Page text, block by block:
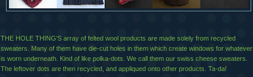
THE HOLE THING'S array of felted wool products are made solely from recycled
sweaters. Many of them have die-cut holes in them which create windows for whatever
is worn underneath. Kind of like polka-dots. We call them our swiss cheese sweaters.
The leftover dots are then recycled, and appliqued onto other products. Ta-da!